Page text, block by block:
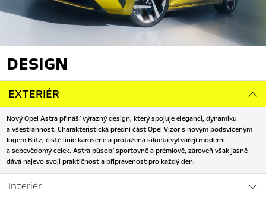
DESIGN
EXTERIÉR
Nový Opel Astra přináší výrazný design, který spojuje eleganci, dynamiku
a všestrannost. Charakteristická přední část Opel Vizor s novým podsvíceným
logem Blitz, čisté linie karoserie a protažená silueta vytvářejí moderní
a sebevědomý celek. Astra působí sportovně a prémiově, zároveň však jasně
dává najevo svoji praktičnost a připravenost pro každý den.
Interiér